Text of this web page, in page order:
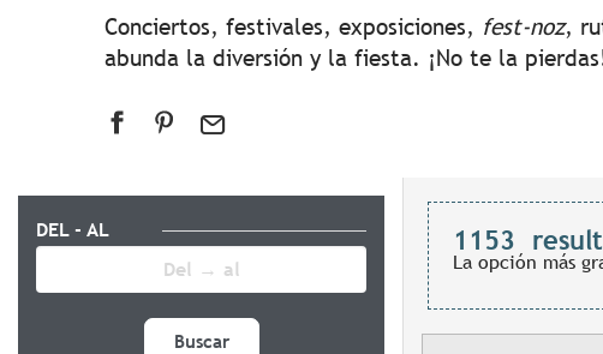
Conciertos, festivales, exposiciones, fest-noz,
abunda la diversión y la fiesta. ¡No te la
DEL - AL
Buscar
1153
La opción más